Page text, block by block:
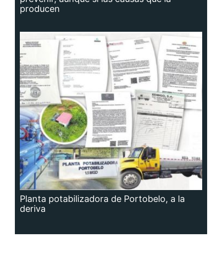
producen
Planta potabilizadora de Portobelo, a la
deriva